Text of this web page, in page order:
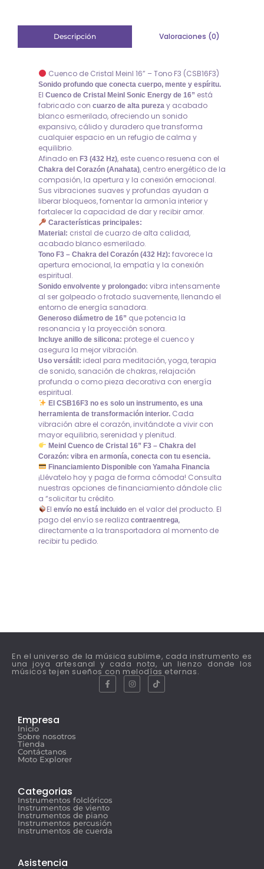
Descripción Valoraciones (0)
Cuenco de Cristal Meinl 16” – Tono F3 (CSB16F3)
Sonido profundo que conecta cuerpo, mente y espíritu.
El Cuenco de Cristal Meinl Sonic Energy de 16” está
fabricado con cuarzo de alta pureza y acabado
blanco esmerilado, ofreciendo un sonido
expansivo, cálido y duradero que transforma
cualquier espacio en un refugio de calma y
equilibrio.
Afinado en F3 (432 Hz), este cuenco resuena con el
Chakra del Corazón (Anahata), centro energético de la
compasión, la apertura y la conexión emocional.
Sus vibraciones suaves y profundas ayudan a
liberar bloqueos, fomentar la armonía interior y
fortalecer la capacidad de dar y recibir amor.
Características principales:
Material: cristal de cuarzo de alta calidad,
acabado blanco esmerilado.
Tono F3 – Chakra del Corazón (432 Hz): favorece la
apertura emocional, la empatía y la conexión
espiritual.
Sonido envolvente y prolongado: vibra intensamente
al ser golpeado o frotado suavemente, llenando el
entorno de energía sanadora.
Generoso diámetro de 16” que potencia la
resonancia y la proyección sonora.
Incluye anillo de silicona: protege el cuenco y
asegura la mejor vibración.
Uso versátil: ideal para meditación, yoga, terapia
de sonido, sanación de chakras, relajación
profunda o como pieza decorativa con energía
espiritual.
El CSB16F3 no es solo un instrumento, es una
herramienta de transformación interior. Cada
vibración abre el corazón, invitándote a vivir con
mayor equilibrio, serenidad y plenitud.
Meinl Cuenco de Cristal 16” F3 – Chakra del
Corazón: vibra en armonía, conecta con tu esencia.
Financiamiento Disponible con Yamaha Financia
¡Llévatelo hoy y paga de forma cómoda! Consulta
nuestras opciones de financiamiento dándole clic
a “solicitar tu crédito.
El envío no está incluidoen el valor del producto. El
pago del envío se realiza contraentrega,
directamente a la transportadora al momento de
recibir tu pedido.
En el universo de la música sublime, cada instrumento es
una joya artesanal y cada nota, un lienzo donde los
músicos tejen sueños con melodías eternas.
Empresa
Inicio
Sobre nosotros
Tienda
Contáctanos
Moto Explorer
Categorias
Instrumentos folclóricos
Instrumentos de viento
Instrumentos de piano
Instrumentos percusión
Instrumentos de cuerda
Asistencia